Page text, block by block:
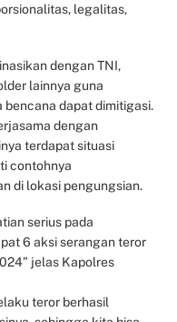
legalitas,
dengan TNI,
lainnya guna
bencana dapat dimitigasi.
dengan
terdapat situasi
contohnya
di lokasi pengungsian.
serius pada
6 aksi serangan teror
jelas Kapolres
teror berhasil